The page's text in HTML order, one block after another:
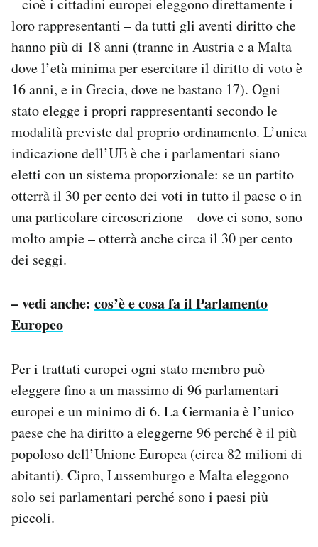
Regala il Post
Hai bisogno di aiuto?
Esci
– cioè i cittadini europei eleggono direttamente i
loro rappresentanti – da tutti gli aventi diritto che
hanno più di 18 anni (tranne in Austria e a Malta
dove l’età minima per esercitare il diritto di voto è
16 anni, e in Grecia, dove ne bastano 17). Ogni
stato elegge i propri rappresentanti secondo le
modalità previste dal proprio ordinamento. L’unica
indicazione dell’UE è che i parlamentari siano
eletti con un sistema proporzionale: se un partito
otterrà il 30 per cento dei voti in tutto il paese o in
una particolare circoscrizione – dove ci sono, sono
molto ampie – otterrà anche circa il 30 per cento
dei seggi.
– vedi anche: cos’è e cosa fa il Parlamento
Europeo
Per i trattati europei ogni stato membro può
eleggere fino a un massimo di 96 parlamentari
europei e un minimo di 6. La Germania è l’unico
paese che ha diritto a eleggerne 96 perché è il più
popoloso dell’Unione Europea (circa 82 milioni di
abitanti). Cipro, Lussemburgo e Malta eleggono
solo sei parlamentari perché sono i paesi più
piccoli.